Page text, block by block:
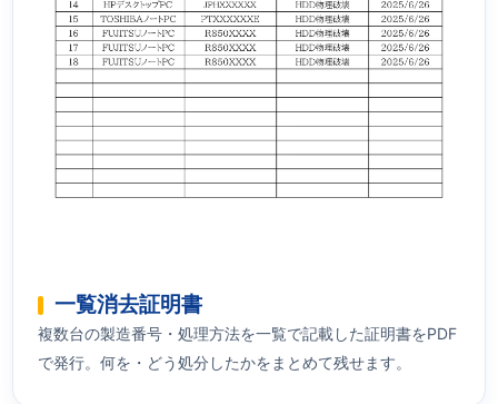
一覧消去証明書
複数台の製造番号・処理方法を一覧で記載した証明書をPDF
で発行。何を・どう処分したかをまとめて残せます。